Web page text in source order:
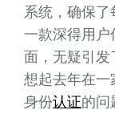
系统，确保
一款深得用
面，无疑引
想起去年在
身份认证的问